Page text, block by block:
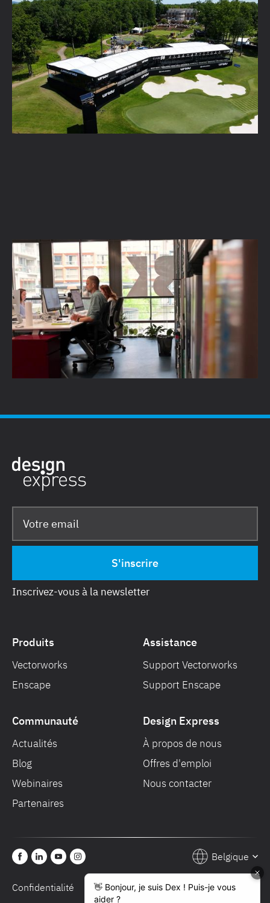
Conception d'événements d'entreprise :
inspiration et tendances en 2026
En savoir plus →
De la première esquisse au plan technique,
Bureau Kroner fait confiance à Vectorworks
En savoir plus →
Voir tous les articles
Inscrivez-vous à la newsletter
Produits
Vectorworks
Enscape
Assistance
Support Vectorworks
Support Enscape
Communauté
Actualités
Blog
Webinaires
Partenaires
Design Express
À propos de nous
Offres d'emploi
Nous contacter
Confidentialité Conditions de vente
Belgique